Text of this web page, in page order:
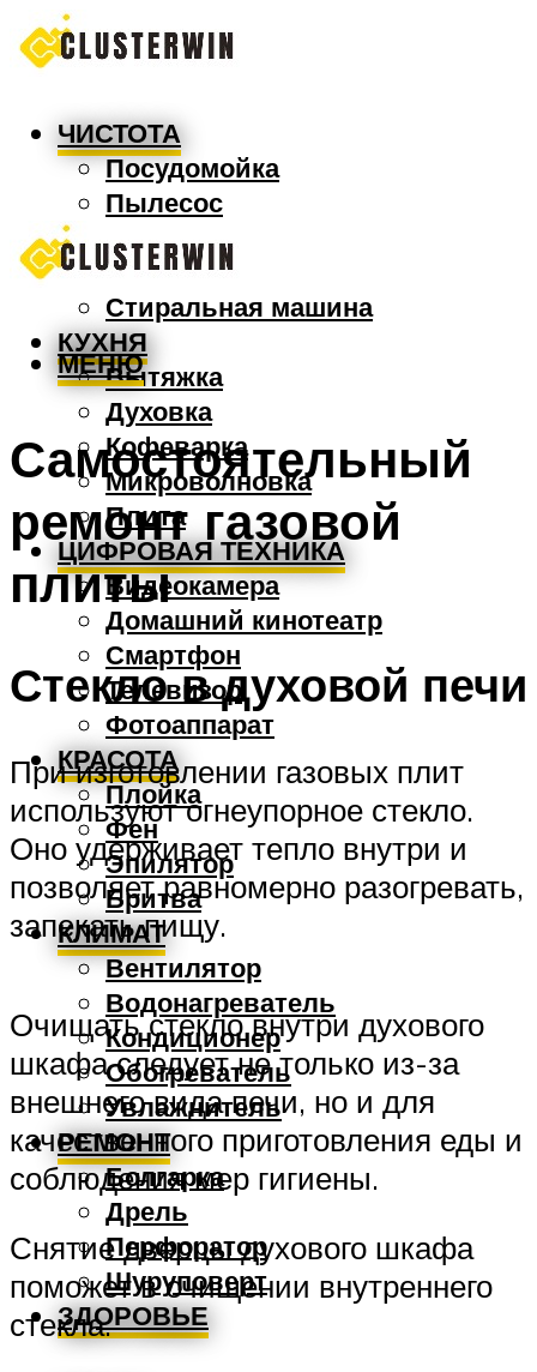
ЧИСТОТА
Посудомойка
Пылесос
Утюг
Швабра
Стиральная машина
КУХНЯ
Вытяжка
Духовка
Кофеварка
Микроволновка
Плита
ЦИФРОВАЯ ТЕХНИКА
Видеокамера
Домашний кинотеатр
Смартфон
Телевизор
Фотоаппарат
КРАСОТА
Плойка
Фен
Эпилятор
Бритва
КЛИМАТ
Вентилятор
Водонагреватель
Кондиционер
Обогреватель
Увлажнитель
РЕМОНТ
Болгарка
Дрель
Перфоратор
Шуруповерт
ЗДОРОВЬЕ
МЕНЮ
Самостоятельный
ремонт газовой
плиты
Стекло в духовой печи
При изготовлении газовых плит
используют огнеупорное стекло.
Оно удерживает тепло внутри и
позволяет равномерно разогревать,
запекать пищу.
Очищать стекло внутри духового
шкафа следует не только из-за
внешнего вида печи, но и для
качественного приготовления еды и
соблюдения мер гигиены.
Снятие дверцы духового шкафа
поможет в очищении внутреннего
стекла.